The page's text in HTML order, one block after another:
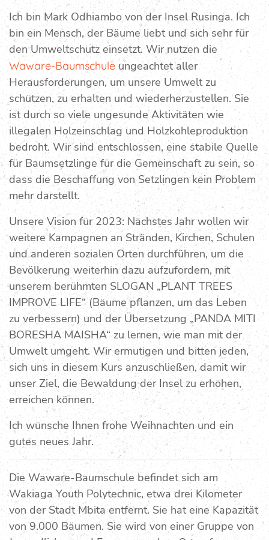
Ich bin Mark Odhiambo von der Insel Rusinga. Ich
bin ein Mensch, der Bäume liebt und sich sehr für
den Umweltschutz einsetzt. Wir nutzen die
Waware-Baumschuleungeachtet aller
Herausforderungen, um unsere Umwelt zu
schützen, zu erhalten und wiederherzustellen. Sie
ist durch so viele ungesunde Aktivitäten wie
illegalen Holzeinschlag und Holzkohleproduktion
bedroht. Wir sind entschlossen, eine stabile Quelle
für Baumsetzlinge für die Gemeinschaft zu sein, so
dass die Beschaffung von Setzlingen kein Problem
mehr darstellt.
Unsere Vision für 2023: Nächstes Jahr wollen wir
weitere Kampagnen an Stränden, Kirchen, Schulen
und anderen sozialen Orten durchführen, um die
Bevölkerung weiterhin dazu aufzufordern, mit
unserem berühmten SLOGAN „PLANT TREES
IMPROVE LIFE“ (Bäume pflanzen, um das Leben
zu verbessern) und der Übersetzung „PANDA MITI
BORESHA MAISHA“ zu lernen, wie man mit der
Umwelt umgeht. Wir ermutigen und bitten jeden,
sich uns in diesem Kurs anzuschließen, damit wir
unser Ziel, die Bewaldung der Insel zu erhöhen,
erreichen können.
Ich wünsche Ihnen frohe Weihnachten und ein
gutes neues Jahr.
Die Waware-Baumschule befindet sich am
Wakiaga Youth Polytechnic, etwa drei Kilometer
von der Stadt Mbita entfernt. Sie hat eine Kapazität
von 9.000 Bäumen. Sie wird von einer Gruppe von